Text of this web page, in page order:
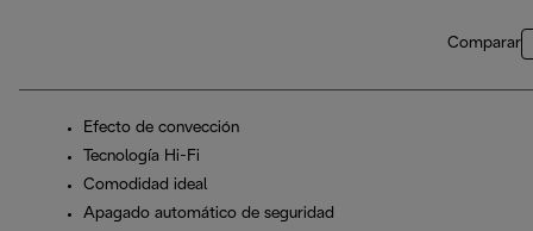
Comparar
Efecto de convección
Tecnología Hi-Fi
Comodidad ideal
Apagado automático de seguridad